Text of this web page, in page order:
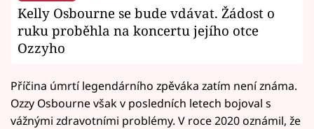
Kelly Osbourne se bude vdávat. Žádost o
ruku proběhla na koncertu jejího otce
Ozzyho
Příčina úmrtí legendárního zpěváka zatím není známa.
Ozzy Osbourne však v posledních letech bojoval s
vážnými zdravotními problémy. V roce 2020 oznámil, že